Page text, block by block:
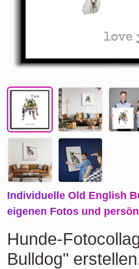
Individuelle Old English
eigenen Fotos und
Hunde-
Bulldog"